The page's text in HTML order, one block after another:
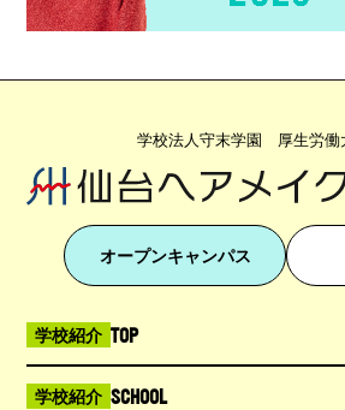
学校法人守末学園 厚生労働
オープンキャンパス
学校紹介 TOP
学校紹介 SCHOOL